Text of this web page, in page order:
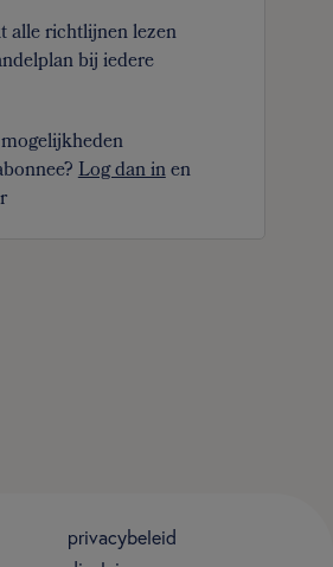
alle richtlijnen lezen
bij iedere
Log dan inen
privacybeleid